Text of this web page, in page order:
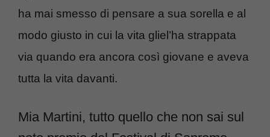
ha mai smesso di pensare a sua sorella e al
modo giusto in cui la vita gliel’ha strappata
via quando era ancora così giovane e aveva
tutta la vita davanti.
Mia Martini, tutto quello che non sai sul